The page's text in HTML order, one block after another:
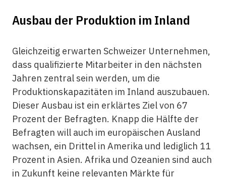
Ausbau der Produktion im Inland
Gleichzeitig erwarten Schweizer Unternehmen,
dass qualifizierte Mitarbeiter in den nächsten
Jahren zentral sein werden, um die
Produktionskapazitäten im Inland auszubauen.
Dieser Ausbau ist ein erklärtes Ziel von 67
Prozent der Befragten. Knapp die Hälfte der
Befragten will auch im europäischen Ausland
wachsen, ein Drittel in Amerika und lediglich 11
Prozent in Asien. Afrika und Ozeanien sind auch
in Zukunft keine relevanten Märkte für